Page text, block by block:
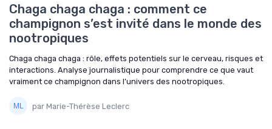
Chaga chaga chaga : comment ce
champignon s’est invité dans le monde des
nootropiques
Chaga chaga chaga : rôle, effets potentiels sur le cerveau, risques et
interactions. Analyse journalistique pour comprendre ce que vaut
vraiment ce champignon dans l’univers des nootropiques.
par Marie-Thérèse Leclerc